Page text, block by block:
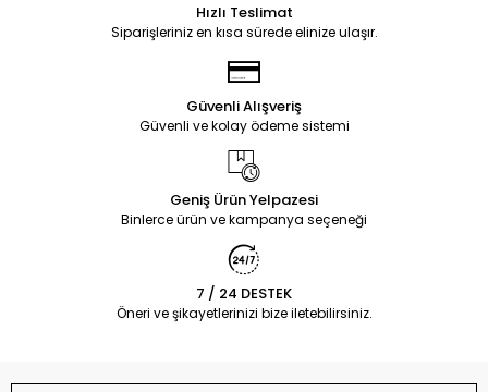
Hızlı Teslimat
Siparişleriniz en kısa sürede elinize ulaşır.
Güvenli Alışveriş
Güvenli ve kolay ödeme sistemi
Geniş Ürün Yelpazesi
Binlerce ürün ve kampanya seçeneği
7 / 24 DESTEK
Öneri ve şikayetlerinizi bize iletebilirsiniz.